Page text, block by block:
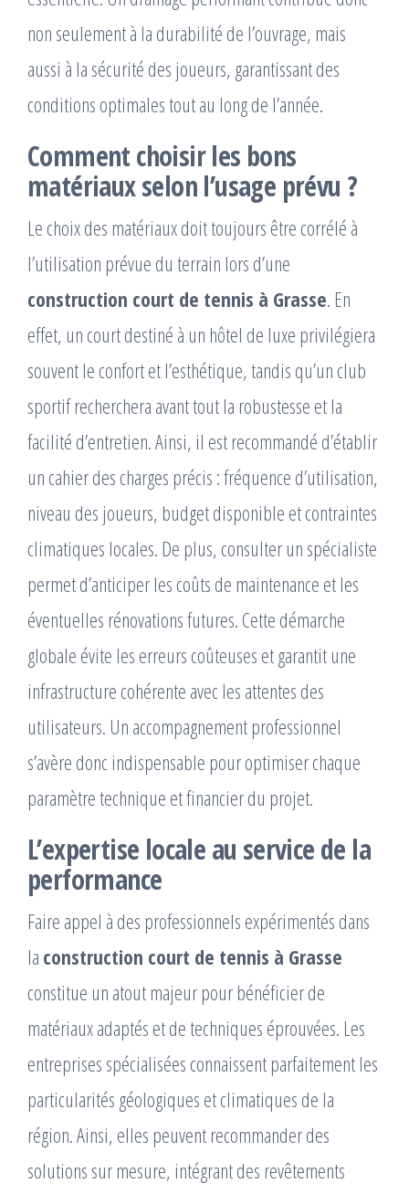
non seulement à la durabilité de l’ouvrage, mais
aussi à la sécurité des joueurs, garantissant des
conditions optimales tout au long de l’année.
Comment choisir les bons
matériaux selon l’usage prévu ?
Le choix des matériaux doit toujours être corrélé à
l’utilisation prévue du terrain lors d’une
construction court de tennis à Grasse. En
effet, un court destiné à un hôtel de luxe privilégiera
souvent le confort et l’esthétique, tandis qu’un club
sportif recherchera avant tout la robustesse et la
facilité d’entretien. Ainsi, il est recommandé d’établir
un cahier des charges précis : fréquence d’utilisation,
niveau des joueurs, budget disponible et contraintes
climatiques locales. De plus, consulter un spécialiste
permet d’anticiper les coûts de maintenance et les
éventuelles rénovations futures. Cette démarche
globale évite les erreurs coûteuses et garantit une
infrastructure cohérente avec les attentes des
utilisateurs. Un accompagnement professionnel
s’avère donc indispensable pour optimiser chaque
paramètre technique et financier du projet.
L’expertise locale au service de la
performance
Faire appel à des professionnels expérimentés dans
la construction court de tennis à Grasse
constitue un atout majeur pour bénéficier de
matériaux adaptés et de techniques éprouvées. Les
entreprises spécialisées connaissent parfaitement les
particularités géologiques et climatiques de la
région. Ainsi, elles peuvent recommander des
solutions sur mesure, intégrant des revêtements